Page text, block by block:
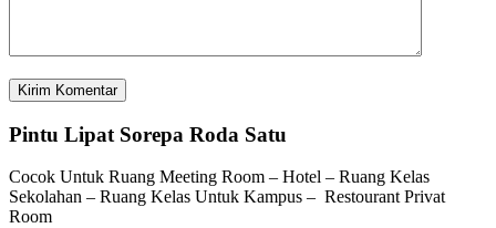
Pintu Lipat Sorepa Roda Satu
Cocok Untuk Ruang Meeting Room – Hotel – Ruang Kelas
Sekolahan – Ruang Kelas Untuk Kampus – Restourant Privat
Room